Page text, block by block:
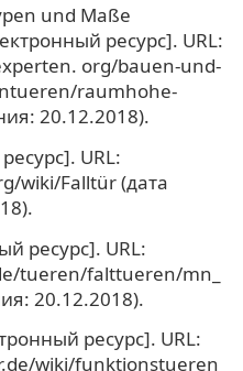
und Maße
ресурс]. URL:
org/bauen-und-
raumhohe-
20.12.2018).
URL:
wiki/Falltür (дата
ресурс]. URL:
tueren/falttueren/mn_
20.12.2018).
ресурс]. URL:
wiki/funktionstueren